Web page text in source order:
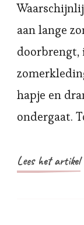
aan lange
doorbrengt,
hapje en
ondergaat.
Lees het artikel